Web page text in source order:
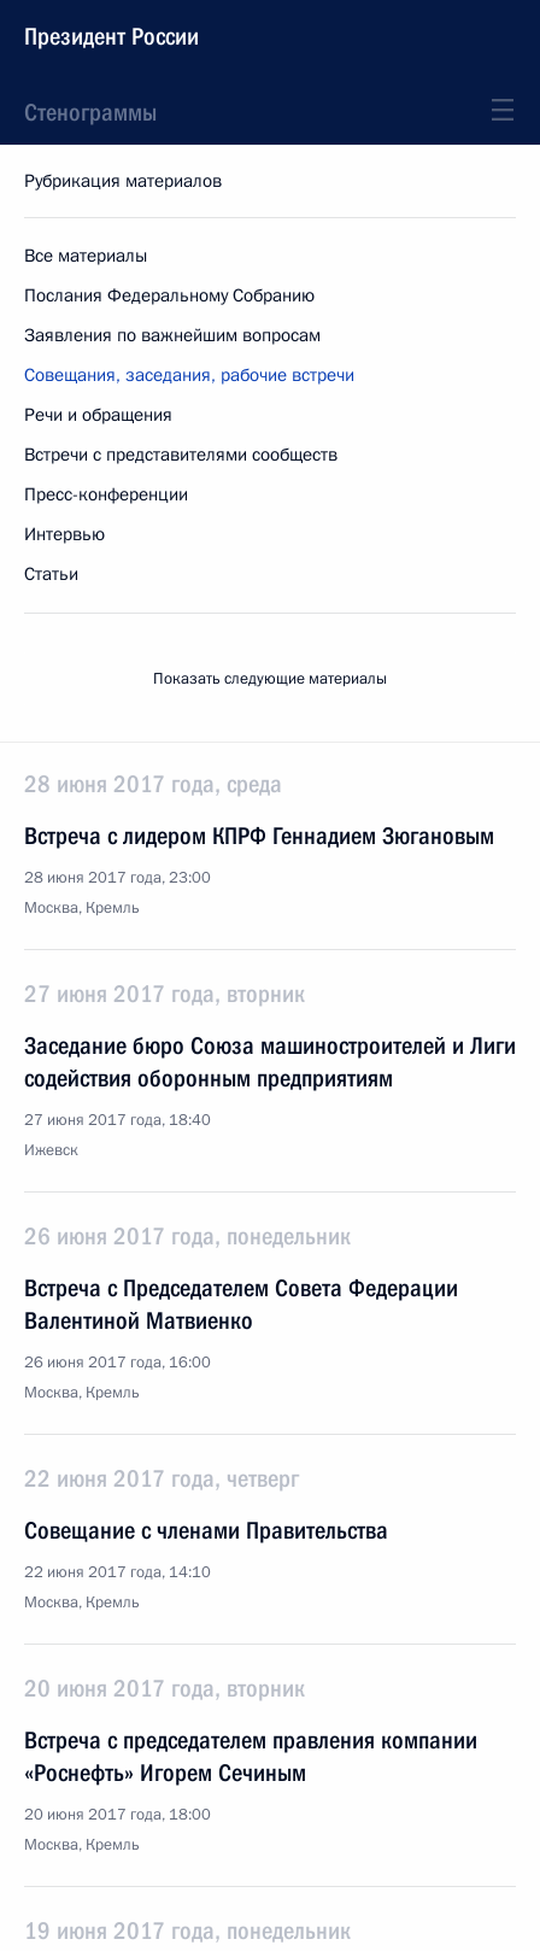
Президент России
Стенограммы
Рубрикация материалов
Все материалы
Послания Федеральному Собранию
Заявления по важнейшим вопросам
Совещания, заседания, рабочие встречи
Речи и обращения
Встречи с представителями сообществ
Пресс-конференции
Интервью
Статьи
Показать следующие материалы
28 июня 2017 года, среда
Встреча с лидером КПРФ Геннадием Зюгановым
28 июня 2017 года, 23:00
Москва, Кремль
27 июня 2017 года, вторник
Заседание бюро Союза машиностроителей и Лиги
содействия оборонным предприятиям
27 июня 2017 года, 18:40
Ижевск
26 июня 2017 года, понедельник
Встреча с Председателем Совета Федерации
Валентиной Матвиенко
26 июня 2017 года, 16:00
Москва, Кремль
22 июня 2017 года, четверг
Совещание с членами Правительства
22 июня 2017 года, 14:10
Москва, Кремль
20 июня 2017 года, вторник
Встреча с председателем правления компании
«Роснефть» Игорем Сечиным
20 июня 2017 года, 18:00
Москва, Кремль
19 июня 2017 года, понедельник